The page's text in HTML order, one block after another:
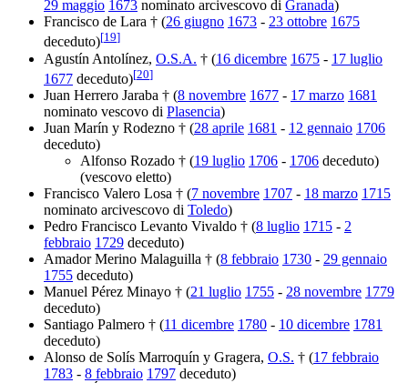
29 maggio 1673 nominato arcivescovo di Granada)
Francisco de Lara † (26 giugno 1673 - 23 ottobre 1675
deceduto)[19]
Agustín Antolínez, O.S.A. † (16 dicembre 1675 - 17 luglio
1677 deceduto)[20]
Juan Herrero Jaraba † (8 novembre 1677 - 17 marzo 1681
nominato vescovo di Plasencia)
Juan Marín y Rodezno † (28 aprile 1681 - 12 gennaio 1706
deceduto)
Alfonso Rozado † (19 luglio 1706 - 1706 deceduto)
(vescovo eletto)
Francisco Valero Losa † (7 novembre 1707 - 18 marzo 1715
nominato arcivescovo di Toledo)
Pedro Francisco Levanto Vivaldo † (8 luglio 1715 - 2
febbraio 1729 deceduto)
Amador Merino Malaguilla † (8 febbraio 1730 - 29 gennaio
1755 deceduto)
Manuel Pérez Minayo † (21 luglio 1755 - 28 novembre 1779
deceduto)
Santiago Palmero † (11 dicembre 1780 - 10 dicembre 1781
deceduto)
Alonso de Solís Marroquín y Gragera, O.S. † (17 febbraio
1783 - 8 febbraio 1797 deceduto)